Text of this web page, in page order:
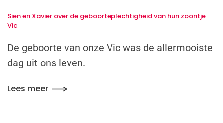
Sien en Xavier over de geboorteplechtigheid van hun zoontje
Vic
De geboorte van onze Vic was de allermooiste
dag uit ons leven.
Lees meer